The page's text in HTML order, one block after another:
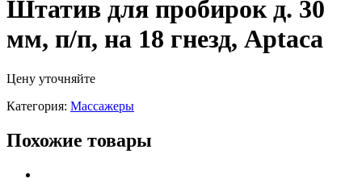
Штатив для пробирок д. 30
мм, п/п, на 18 гнезд, Aptaca
Цену уточняйте
Категория: Массажеры
Похожие товары